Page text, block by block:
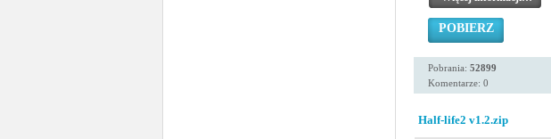
POBIERZ
Pobrania: 52899
Komentarze: 0
Half-life2 v1.2.zip